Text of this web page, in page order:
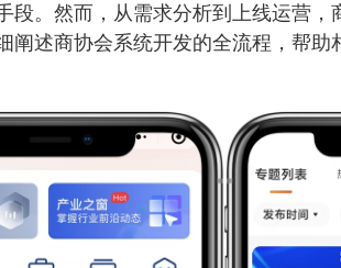
段。然而，从需求分析到上线运营
阐述商协会系统开发的全流程，帮